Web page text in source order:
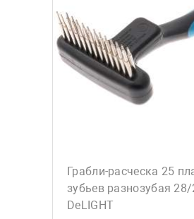
Грабли-расческа 25
зубьев разнозубая
DeLIGHT